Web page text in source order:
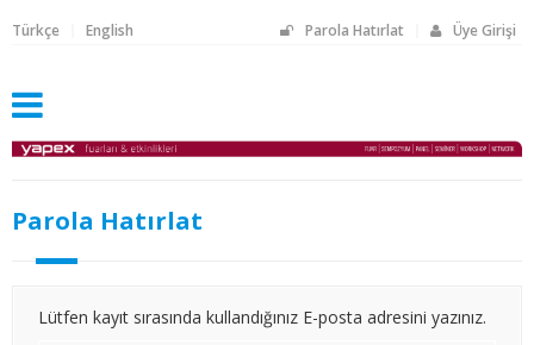
Parola Hatırlat Üye Girişi
Türkçe English
Parola Hatırlat
Lütfen kayıt sırasında kullandığınız E-posta adresini yazınız.